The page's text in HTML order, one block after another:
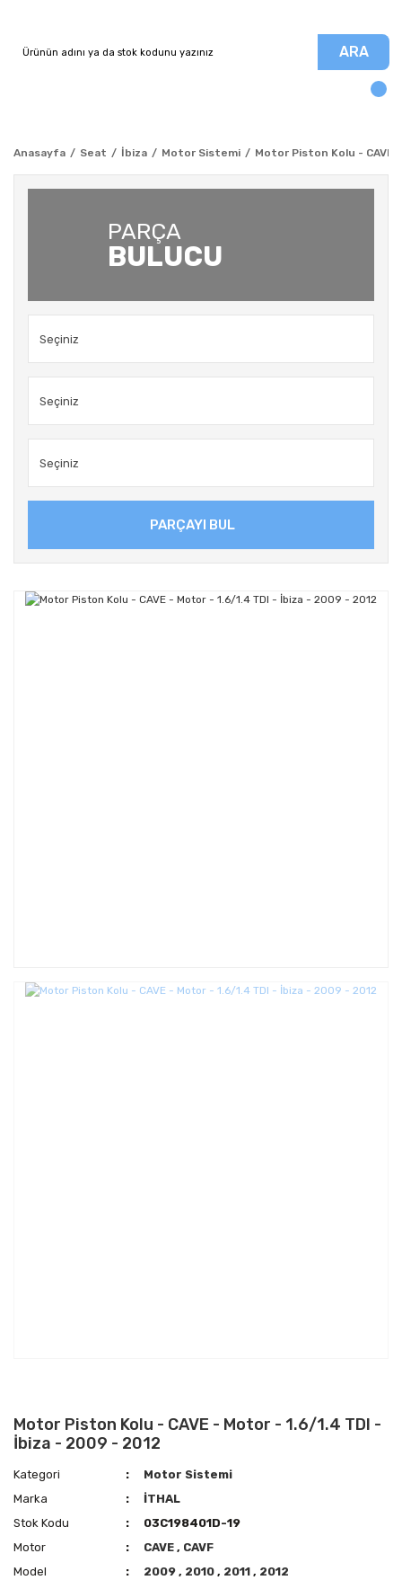
ARA
Anasayfa Seat İbiza Motor Sistemi Motor Piston Kolu - CAVE
PARÇA
BULUCU
PARÇAYI BUL
Motor Piston Kolu - CAVE - Motor - 1.6/1.4 TDI -
İbiza - 2009 - 2012
Kategori
Motor Sistemi
Marka
İTHAL
Stok Kodu
03C198401D-19
Motor
CAVE, CAVF
Model
2009, 2010, 2011, 2012